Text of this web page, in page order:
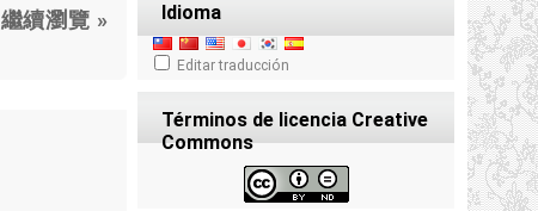
繼續瀏覽 » Idioma
Editar traducción
Términos de licencia Creative
Commons